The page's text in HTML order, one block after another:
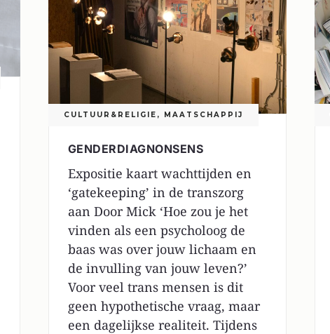
CULTUUR&RELIGIE , MAATSCHAPPIJ
GENDERDIAGNONSENS
Expositie kaart wachttijden en
‘gatekeeping’ in de transzorg
aan Door Mick ‘Hoe zou je het
vinden als een psycholoog de
baas was over jouw lichaam en
de invulling van jouw leven?’
Voor veel trans mensen is dit
geen hypothetische vraag, maar
een dagelijkse realiteit. Tijdens